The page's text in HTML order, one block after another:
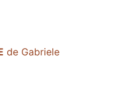
de Gabriele